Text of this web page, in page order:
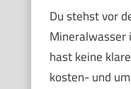
Du stehst vor
Mineralwasser
hast keine
kosten- und